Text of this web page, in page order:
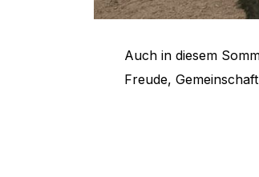
Auch in diesem
Freude,